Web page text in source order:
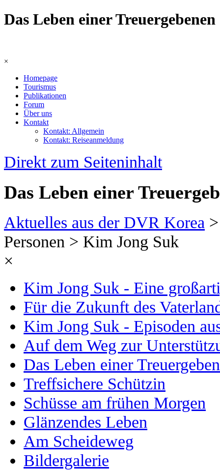
Das Leben einer
×
Homepage
Tourismus
Publikationen
Forum
Über uns
Kontakt
Kontakt: Allgemein
Kontakt: Reiseanmeldung
Direkt zum Seiteninhalt
Das Leben einer
Aktuelles aus der DVR Korea
Personen > Kim Jong Suk
×
Kim Jong Suk - Eine
Für die Zukunft des
Kim Jong Suk - Episoden
Auf dem Weg zur
Das Leben einer
Treffsichere Schützin
Schüsse am frühen Morgen
Glänzendes Leben
Am Scheideweg
Bildergalerie